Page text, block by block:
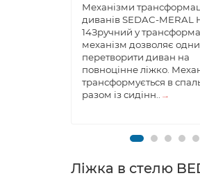
Механізми
диванів SEDAC-
14Зручний у
механізм дозволяє
перетворити диван на
повноцінне ліжко.
трансформується в
разом із сидінн.. →
Ліжка в стелю